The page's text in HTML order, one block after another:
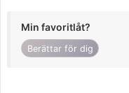
Min favoritlåt?
Berättar för dig